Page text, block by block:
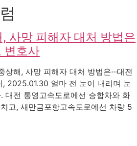
사망 피해자 대처 방법은
변호사
해, 사망 피해자 대처 방법은···대전
, 2025.01.30 얼마 전 눈이 내리며 눈
대전 통영고속도로에선 승합차와 화
고, 새만금포항고속도로에선 차량 5